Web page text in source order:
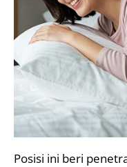
Posisi ini beri